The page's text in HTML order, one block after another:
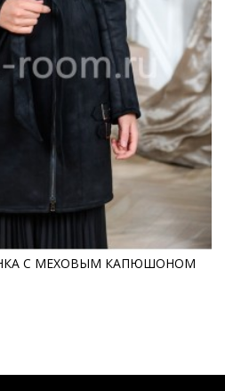
С МЕХОВЫМ КАПЮШОНОМ